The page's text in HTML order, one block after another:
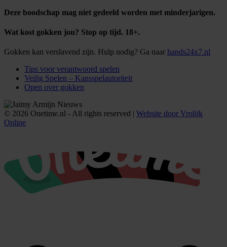
Deze boodschap mag niet gedeeld worden met minderjarigen.
Wat kost gokken jou? Stop op tijd. 18+.
Gokken kan verslavend zijn. Hulp nodig? Ga naar hands24x7.nl
Tips voor verantwoord spelen
Veilig Spelen – Kansspelautoriteit
Open over gokken
© 2026 Onetime.nl - All rights reserved | Website door Vrolijk
Online